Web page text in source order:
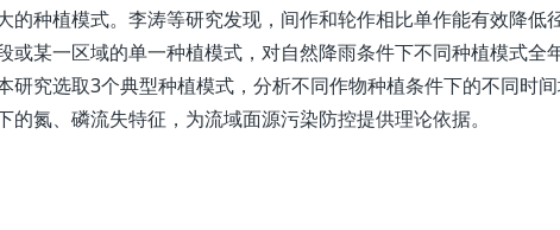
的种植模式。李涛等研究发现，间作和轮作相比单作能有效降低
或某一区域的单一种植模式，对自然降雨条件下不同种植模式全
研究选取3个典型种植模式，分析不同作物种植条件下的不同时
氮、磷流失特征，为流域面源污染防控提供理论依据。